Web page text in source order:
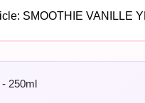
SMOOTHIE VANILLE
- 250ml